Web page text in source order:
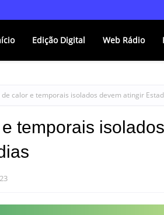
Edição Digital Web Rádio
de calor e temporais isolados devem atingir
temporais